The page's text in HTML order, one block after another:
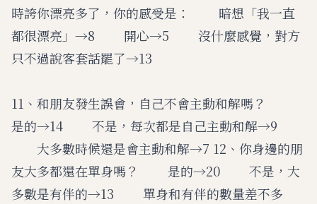
時誇你漂亮多了，你的感受是： 暗想「我一直
都很漂亮」→8 開心→5 沒什麼感覺，對方
只不過說客套話罷了→13
11、和朋友發生誤會，自己不會主動和解嗎？
是的→14 不是，每次都是自己主動和解→9
大多數時候還是會主動和解→7 12、你身邊的朋
友大多都還在單身嗎？ 是的→20 不是，大
多數是有伴的→13 單身和有伴的數量差不多